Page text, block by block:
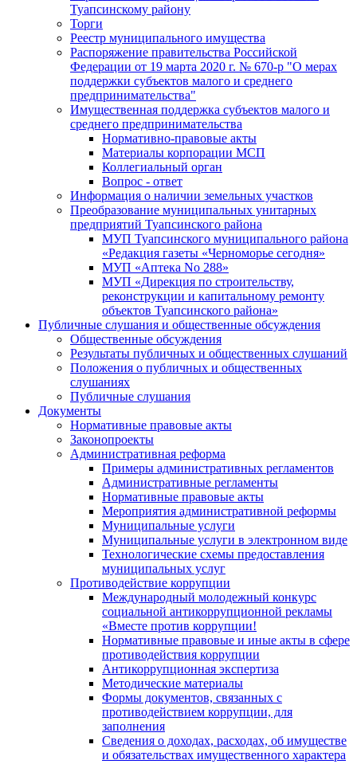
Туапсинскому району
Торги
Реестр муниципального имущества
Распоряжение правительства Российской
Федерации от 19 марта 2020 г. № 670-р "О мерах
поддержки субъектов малого и среднего
предпринимательства"
Имущественная поддержка субъектов малого и
среднего предпринимательства
Нормативно-правовые акты
Материалы корпорации МСП
Коллегиальный орган
Вопрос - ответ
Информация о наличии земельных участков
Преобразование муниципальных унитарных
предприятий Туапсинского района
МУП Туапсинского муниципального района
«Редакция газеты «Черноморье сегодня»
МУП «Аптека No 288»
МУП «Дирекция по строительству,
реконструкции и капитальному ремонту
объектов Туапсинского района»
Публичные слушания и общественные обсуждения
Общественные обсуждения
Результаты публичных и общественных слушаний
Положения о публичных и общественных
слушаниях
Публичные слушания
Документы
Нормативные правовые акты
Законопроекты
Административная реформа
Примеры административных регламентов
Административные регламенты
Нормативные правовые акты
Мероприятия административной реформы
Муниципальные услуги
Муниципальные услуги в электронном виде
Технологические схемы предоставления
муниципальных услуг
Противодействие коррупции
Международный молодежный конкурс
социальной антикоррупционной рекламы
«Вместе против коррупции!
Нормативные правовые и иные акты в сфере
противодействия коррупции
Антикоррупционная экспертиза
Методические материалы
Формы документов, связанных с
противодействием коррупции, для
заполнения
Сведения о доходах, расходах, об имуществе
и обязательствах имущественного характера